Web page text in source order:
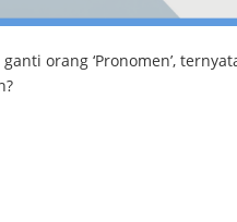
orang ‘Pronomen’,